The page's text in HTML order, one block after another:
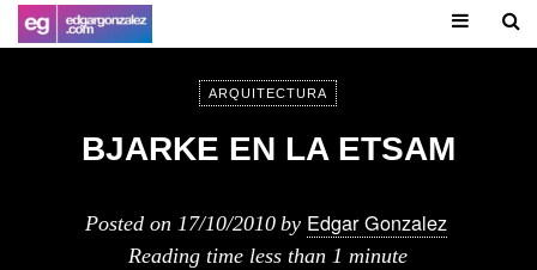
ARQUITECTURA
BJARKE EN LA ETSAM
Posted on 17/10/2010 by Edgar Gonzalez
Reading time less than 1 minute